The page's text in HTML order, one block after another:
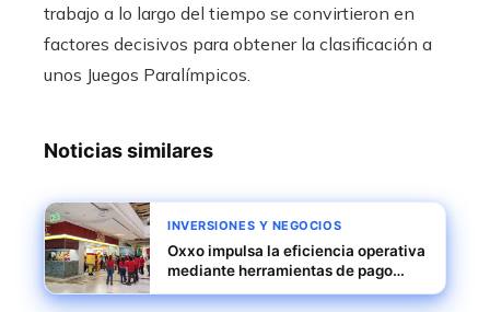
trabajo a lo largo del tiempo se convirtieron en
factores decisivos para obtener la clasificación a
unos Juegos Paralímpicos.
Noticias similares
INVERSIONES Y NEGOCIOS
Oxxo impulsa la eficiencia operativa
mediante herramientas de pago
digital en tiempo real